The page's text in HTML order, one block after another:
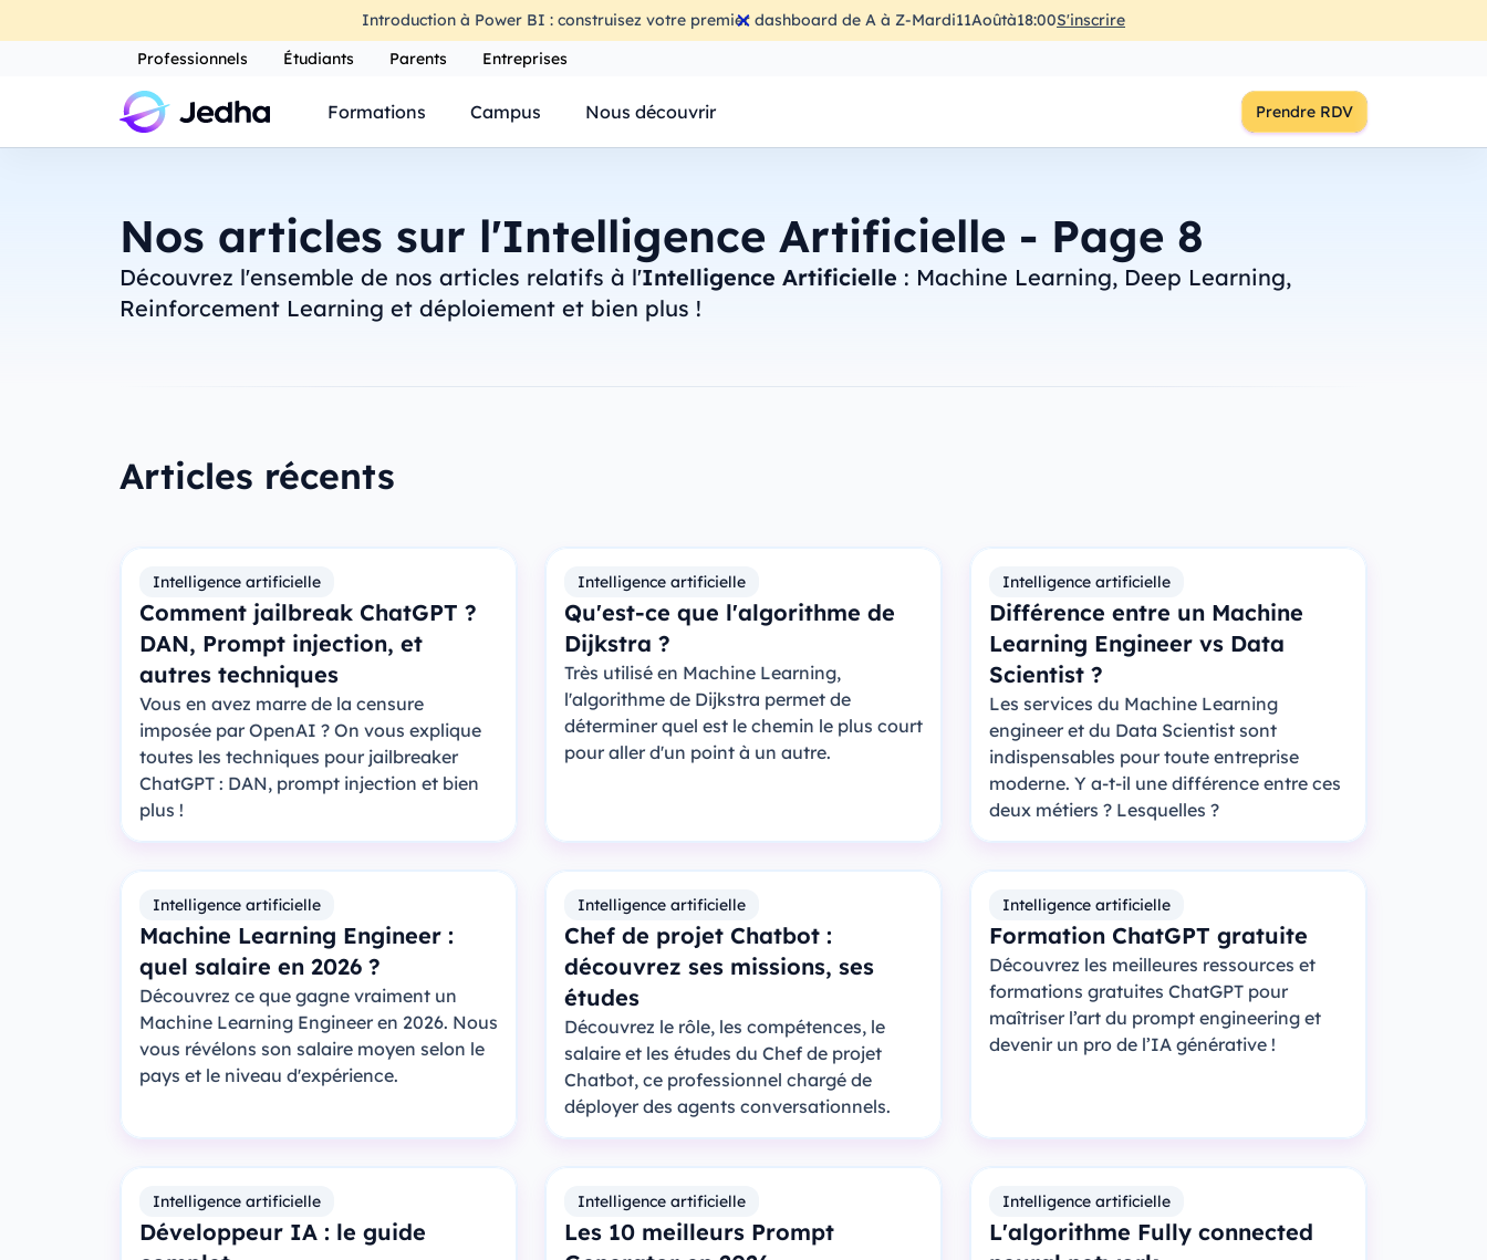
Introduction à Power BI : construisez votre premier dashboard de A à Z-Mardi11Aoûtà18:00S'inscrire
Professionnels
Étudiants Parents Entreprises
Formations Campus Nous découvrir Prendre RDV
Nos articles sur l'Intelligence Artificielle - Page 8
Découvrez l'ensemble de nos articles relatifs à l'Intelligence Artificielle : Machine Learning, Deep Learning,
Reinforcement Learning et déploiement et bien plus !
Articles récents
Intelligence artificielle
Comment jailbreak ChatGPT ?
DAN, Prompt injection, et
autres techniques
Vous en avez marre de la censure
imposée par OpenAI ? On vous explique
toutes les techniques pour jailbreaker
ChatGPT : DAN, prompt injection et bien
plus !
Intelligence artificielle
Qu'est-ce que l'algorithme de
Dijkstra ?
Très utilisé en Machine Learning,
l'algorithme de Dijkstra permet de
déterminer quel est le chemin le plus court
pour aller d'un point à un autre.
Intelligence artificielle
Différence entre un Machine
Learning Engineer vs Data
Scientist ?
Les services du Machine Learning
engineer et du Data Scientist sont
indispensables pour toute entreprise
moderne. Y a-t-il une différence entre ces
deux métiers ? Lesquelles ?
Intelligence artificielle
Machine Learning Engineer :
quel salaire en 2026 ?
Découvrez ce que gagne vraiment un
Machine Learning Engineer en 2026. Nous
vous révélons son salaire moyen selon le
pays et le niveau d'expérience.
Intelligence artificielle
Chef de projet Chatbot :
découvrez ses missions, ses
études
Découvrez le rôle, les compétences, le
salaire et les études du Chef de projet
Chatbot, ce professionnel chargé de
déployer des agents conversationnels.
Intelligence artificielle
Formation ChatGPT gratuite
Découvrez les meilleures ressources et
formations gratuites ChatGPT pour
maîtriser l’art du prompt engineering et
devenir un pro de l’IA générative !
Intelligence artificielle
Développeur IA : le guide
Intelligence artificielle
Les 10 meilleurs Prompt
Intelligence artificielle
L'algorithme Fully connected